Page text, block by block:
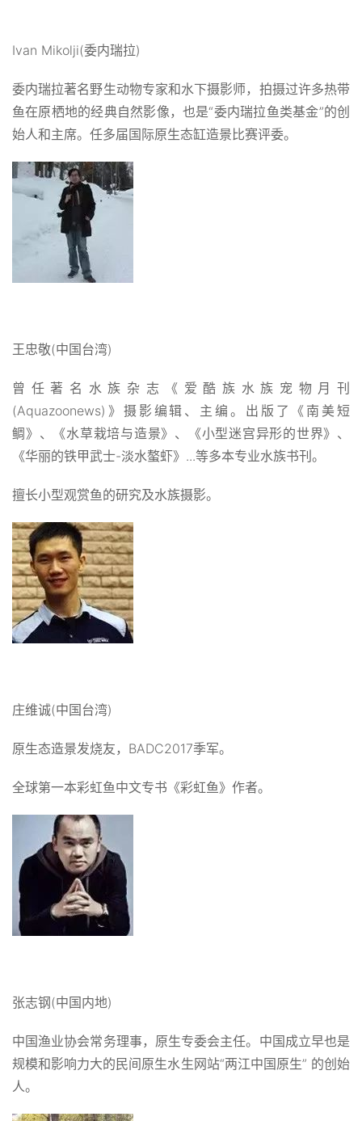
Ivan Mikolji(委内瑞拉)
委内瑞拉著名野生动物专家和水下摄影师，拍摄过许多热带
鱼在原栖地的经典自然影像，也是“委内瑞拉鱼类基金”的创
始人和主席。任多届国际原生态缸造景比赛评委。
王忠敬(中国台湾)
曾任著名水族杂志《爱酷族水族宠物月刊
(Aquazoonews)》摄影编辑、主编。出版了《南美短
鲷》、《水草栽培与造景》、《小型迷宫异形的世界》、
《华丽的铁甲武士-淡水螯虾》...等多本专业水族书刊。
擅长小型观赏鱼的研究及水族摄影。
庄维诚(中国台湾)
原生态造景发烧友，BADC2017季军。
全球第一本彩虹鱼中文专书《彩虹鱼》作者。
张志钢(中国内地)
中国渔业协会常务理事，原生专委会主任。中国成立早也是
规模和影响力大的民间原生水生网站“两江中国原生” 的创始
人。